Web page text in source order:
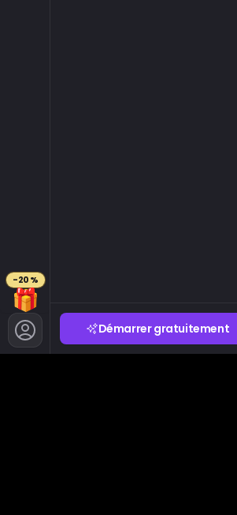
-20 %
🎁
Démarrer gratuitement